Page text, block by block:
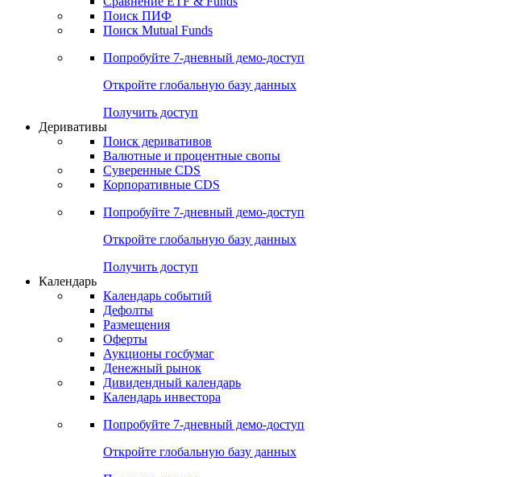
Получить доступ
ETF & Funds
Поиск ETF & Funds
Сравнение ETF & Funds
Поиск ПИФ
Поиск Mutual Funds
Попробуйте7-дневный
Откройте глобальную базу данных
Получить доступ
Деривативы
Поиск деривативов
Валютные и процентные свопы
Суверенные CDS
Корпоративные CDS
Попробуйте7-дневный
Откройте глобальную базу данных
Получить доступ
Календарь
Календарь событий
Дефолты
Размещения
Оферты
Аукционы госбумаг
Денежный рынок
Дивидендный календарь
Календарь инвестора